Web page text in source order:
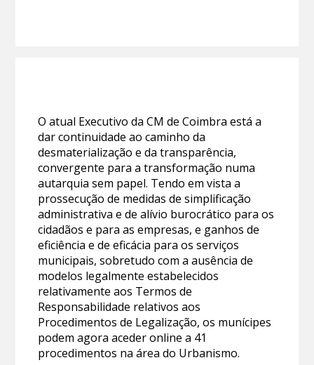
O atual Executivo da CM de Coimbra está a
dar continuidade ao caminho da
desmaterialização e da transparência,
convergente para a transformação numa
autarquia sem papel. Tendo em vista a
prossecução de medidas de simplificação
administrativa e de alívio burocrático para os
cidadãos e para as empresas, e ganhos de
eficiência e de eficácia para os serviços
municipais, sobretudo com a ausência de
modelos legalmente estabelecidos
relativamente aos Termos de
Responsabilidade relativos aos
Procedimentos de Legalização, os munícipes
podem agora aceder online a 41
procedimentos na área do Urbanismo.